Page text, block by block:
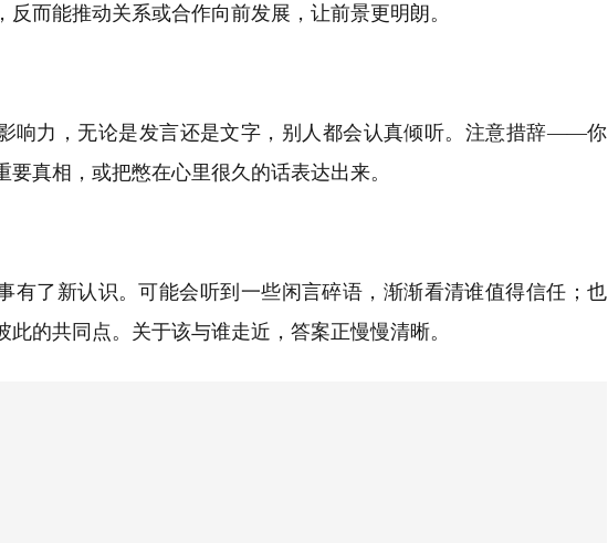
反而能推动关系或合作向前发展，让前景更明朗。
响力，无论是发言还是文字，别人都会认真倾听。注意措辞——你
要真相，或把憋在心里很久的话表达出来。
有了新认识。可能会听到一些闲言碎语，渐渐看清谁值得信任；也
此的共同点。关于该与谁走近，答案正慢慢清晰。